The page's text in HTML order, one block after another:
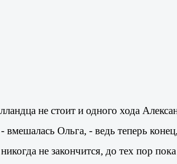
не стоит и одного хода
Ольга, - ведь теперь
не закончится, до тех пор